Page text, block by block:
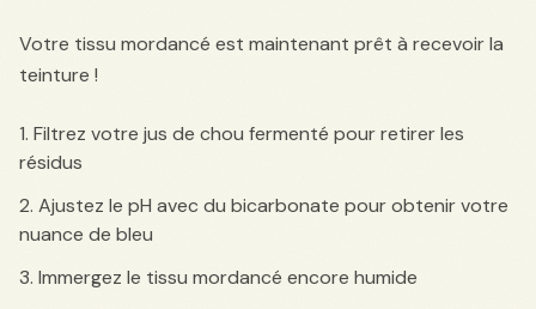
Votre tissu mordancé est maintenant prêt à recevoir la
teinture !
Filtrez votre jus de chou fermenté pour retirer les
résidus
Ajustez le pH avec du bicarbonate pour obtenir votre
nuance de bleu
Immergez le tissu mordancé encore humide